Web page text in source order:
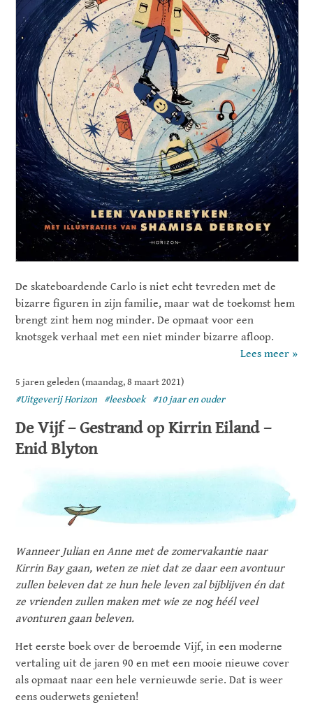
De skateboardende Carlo is niet echt tevreden met de
bizarre figuren in zijn familie, maar wat de toekomst hem
brengt zint hem nog minder. De opmaat voor een
knotsgek verhaal met een niet minder bizarre afloop.
Lees meer »
5 jaren geleden (maandag, 8 maart 2021)
#Uitgeverij Horizon
#leesboek #10 jaar en ouder
De Vijf – Gestrand op Kirrin Eiland –
Enid Blyton
Wanneer Julian en Anne met de zomervakantie naar
Kirrin Bay gaan, weten ze niet dat ze daar een avontuur
zullen beleven dat ze hun hele leven zal bijblijven én dat
ze vrienden zullen maken met wie ze nog héél veel
avonturen gaan beleven.
Het eerste boek over de beroemde Vijf, in een moderne
vertaling uit de jaren 90 en met een mooie nieuwe cover
als opmaat naar een hele vernieuwde serie. Dat is weer
eens ouderwets genieten!